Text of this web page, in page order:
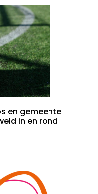
en gemeente
in en rond